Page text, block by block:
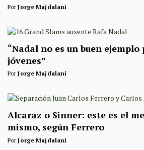
PorJorge Majdalani
“Nadal no es un buen ejemplo
jóvenes”
PorJorge Majdalani
Alcaraz o Sinner: este es el
mismo, según Ferrero
PorJorge Majdalani